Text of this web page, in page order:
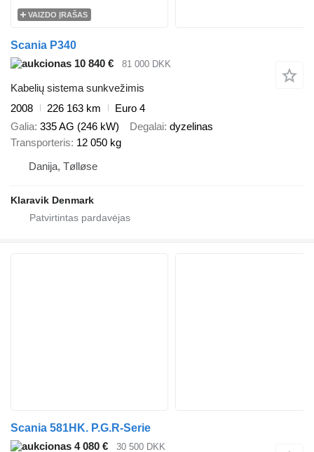
VAIZDO ĮRAŠAS
Scania P340
10 840 €
81 000 DKK
Kabelių sistema sunkvežimis
2008
226 163 km
Euro 4
Galia 335 AG (246 kW) Degalai dyzelinas
Transporteris 12 050 kg
Danija, Tølløse
Klaravik Denmark
Scania 581HK. P.G.R-Serie
4 080 €
30 500 DKK